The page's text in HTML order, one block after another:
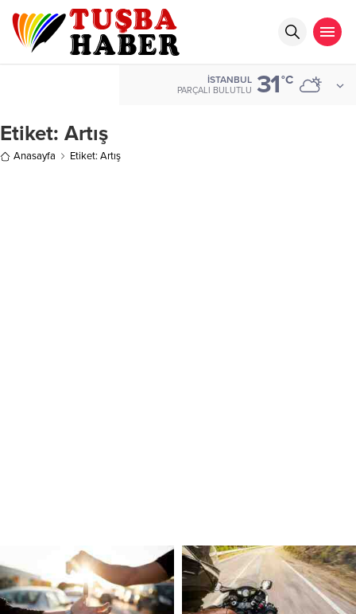
İSTANBUL
PARÇALI BULUTLU 31°C
Etiket: Artış
Anasayfa Etiket: Artış